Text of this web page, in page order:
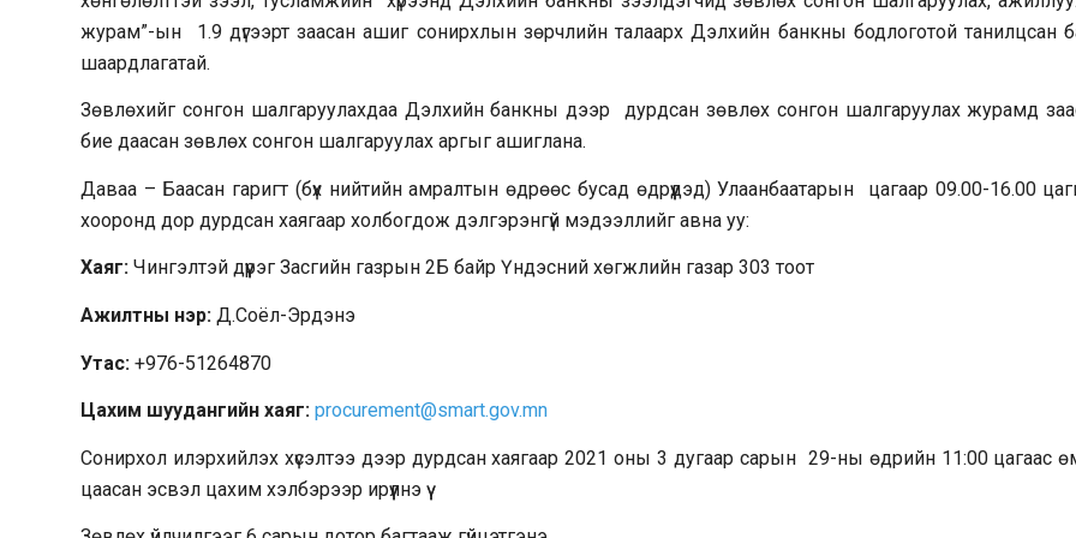
журам”-ын 1.9 дүгээрт заасан ашиг сонирхлын зөрчлийн талаарх Дэлхийн банкны бодлоготой танилцсан
шаардлагатай.
Зөвлөхийг сонгон шалгаруулахдаа Дэлхийн банкны дээр дурдсан зөвлөх сонгон шалгаруулах журамд
бие даасан зөвлөх сонгон шалгаруулах аргыг ашиглана.
Даваа – Баасан гаригт (бүх нийтийн амралтын өдрөөс бусад өдрүүдэд) Улаанбаатарын цагаар 09.00-16.00
хооронд дор дурдсан хаягаар холбогдож дэлгэрэнгүй мэдээллийг авна уу:
Хаяг: Чингэлтэй дүүрэг Засгийн газрын 2Б байр Үндэсний хөгжлийн газар 303 тоот
Ажилтны нэр: Д.Соёл-Эрдэнэ
Утас: +976-51264870
Цахим шуудангийн хаяг: procurement@smart.gov.mn
Сонирхол илэрхийлэх хүсэлтээ дээр дурдсан хаягаар 2021 оны 3 дугаар сарын 29-ны өдрийн 11:00 цагаас
цаасан эсвэл цахим хэлбэрээр ирүүлнэ үү